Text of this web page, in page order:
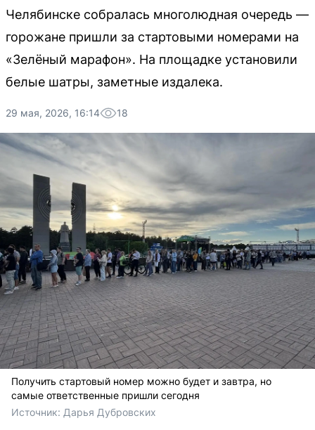
Челябинске собралась многолюдная очередь —
горожане пришли за стартовыми номерами на
«Зелёный марафон». На площадке установили
белые шатры, заметные издалека.
29 мая, 2026, 16:14 18
Получить стартовый номер можно будет и завтра, но
самые ответственные пришли сегодня
Источник: Дарья Дубровских